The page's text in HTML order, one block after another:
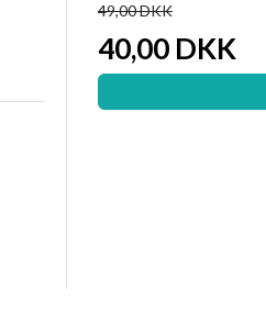
49,00 DKK
40,00 DKK